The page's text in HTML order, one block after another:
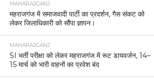
MAHARAJGANJ
महराजगंज में समाजवादी पार्टी का प्रदर्शन, गैस संकट को
लेकर जिलाधिकारी को सौंपा ज्ञापन।
MAHARAJGANJ
SI भर्ती परीक्षा को लेकर महराजगंज में रूट डायवर्जन, 14–
15 मार्च को भारी वाहनों का प्रवेश बंद